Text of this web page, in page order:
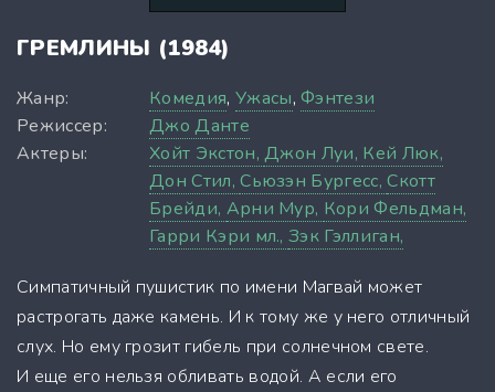
ГРЕМЛИНЫ (1984)
Жанр: Комедия, Ужасы,Фэнтези
Режиссер:
Джо Данте
Актеры:
Хойт Экстон,Джон Луи, Кей Люк,
Дон Стил,Сьюзэн Бургесс,Скотт
Брейди, Арни Мур, Кори Фельдман,
Гарри Кэри мл.,Зэк Гэллиган,
Симпатичный пушистик по имени Магвай может
растрогать даже камень. И к тому же у него отличный
слух. Но ему грозит гибель при солнечном свете.
И еще его нельзя обливать водой. А если его